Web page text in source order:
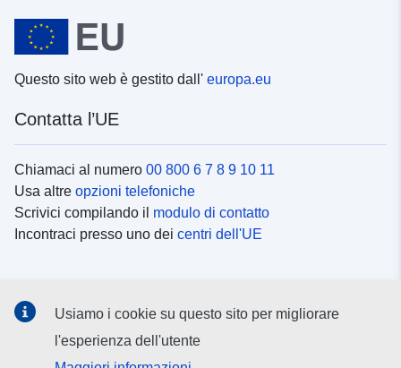
Questo sito web è gestito dall' europa.eu
Contatta l’UE
Chiamaci al numero 00 800 6 7 8 9 10 11
Usa altre opzioni telefoniche
Scrivici compilando il modulo di contatto
Incontraci presso uno dei centri dell'UE
Cerca icanali social
Usiamo i cookie su questo sito per migliorare
l'esperienza dell'utente